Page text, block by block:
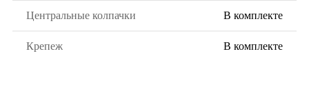
Центральные колпачки В комплекте
Крепеж В комплекте